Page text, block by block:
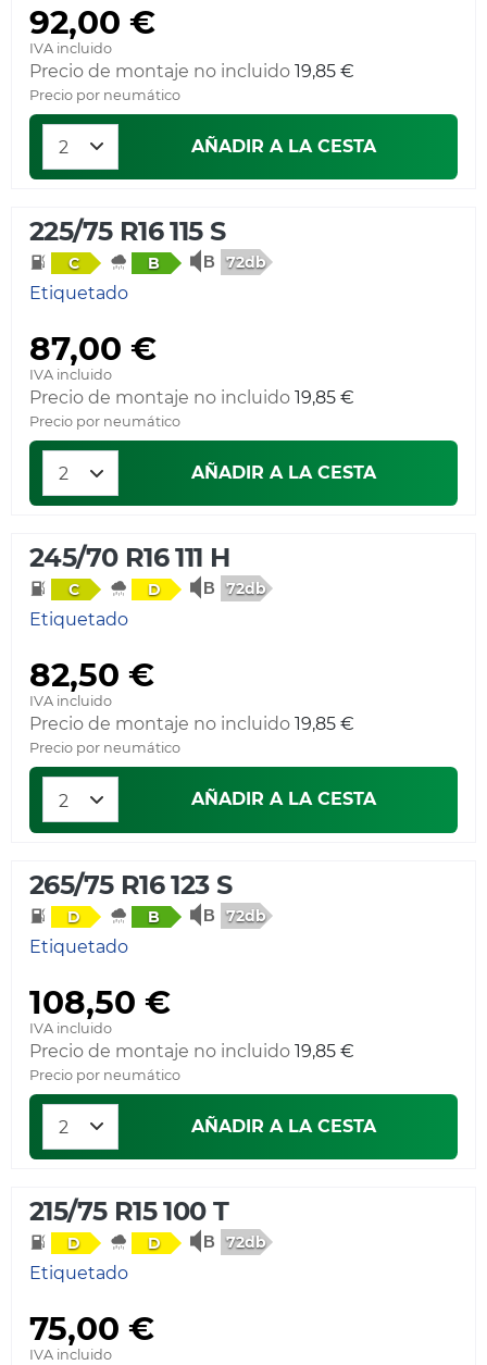
92,00 €
IVA incluido
Precio de montaje no incluido 19,85 €
Precio por neumático
AÑADIR A LA CESTA
225/75 R16 115 S
C B 72db
Etiquetado
87,00 €
IVA incluido
Precio de montaje no incluido 19,85 €
Precio por neumático
AÑADIR A LA CESTA
245/70 R16 111 H
C D 72db
Etiquetado
82,50 €
IVA incluido
Precio de montaje no incluido 19,85 €
Precio por neumático
AÑADIR A LA CESTA
265/75 R16 123 S
D B 72db
Etiquetado
108,50 €
IVA incluido
Precio de montaje no incluido 19,85 €
Precio por neumático
AÑADIR A LA CESTA
215/75 R15 100 T
D D 72db
Etiquetado
75,00 €
IVA incluido